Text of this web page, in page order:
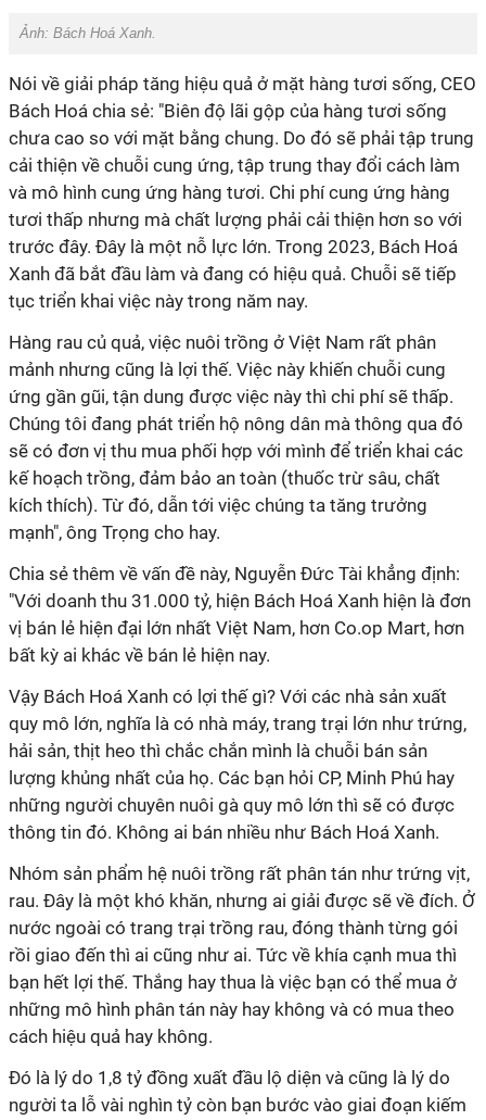
Ảnh: Bách Hoá Xanh.
Nói về giải pháp tăng hiệu quả ở mặt hàng tươi sống, CEO
Bách Hoá chia sẻ: "Biên độ lãi gộp của hàng tươi sống
chưa cao so với mặt bằng chung. Do đó sẽ phải tập trung
cải thiện về chuỗi cung ứng, tập trung thay đổi cách làm
và mô hình cung ứng hàng tươi. Chi phí cung ứng hàng
tươi thấp nhưng mà chất lượng phải cải thiện hơn so với
trước đây. Đây là một nỗ lực lớn. Trong 2023, Bách Hoá
Xanh đã bắt đầu làm và đang có hiệu quả. Chuỗi sẽ tiếp
tục triển khai việc này trong năm nay.
Hàng rau củ quả, việc nuôi trồng ở Việt Nam rất phân
mảnh nhưng cũng là lợi thế. Việc này khiến chuỗi cung
ứng gần gũi, tận dung được việc này thì chi phí sẽ thấp.
Chúng tôi đang phát triển hộ nông dân mà thông qua đó
sẽ có đơn vị thu mua phối hợp với mình để triển khai các
kế hoạch trồng, đảm bảo an toàn (thuốc trừ sâu, chất
kích thích). Từ đó, dẫn tới việc chúng ta tăng trưởng
mạnh", ông Trọng cho hay.
Chia sẻ thêm về vấn đề này, Nguyễn Đức Tài khẳng định:
"Với doanh thu 31.000 tỷ, hiện Bách Hoá Xanh hiện là đơn
vị bán lẻ hiện đại lớn nhất Việt Nam, hơn Co.op Mart, hơn
bất kỳ ai khác về bán lẻ hiện nay.
Vậy Bách Hoá Xanh có lợi thế gì? Với các nhà sản xuất
quy mô lớn, nghĩa là có nhà máy, trang trại lớn như trứng,
hải sản, thịt heo thì chắc chắn mình là chuỗi bán sản
lượng khủng nhất của họ. Các bạn hỏi CP, Minh Phú hay
những người chuyên nuôi gà quy mô lớn thì sẽ có được
thông tin đó. Không ai bán nhiều như Bách Hoá Xanh.
Nhóm sản phẩm hệ nuôi trồng rất phân tán như trứng vịt,
rau. Đây là một khó khăn, nhưng ai giải được sẽ về đích. Ở
nước ngoài có trang trại trồng rau, đóng thành từng gói
rồi giao đến thì ai cũng như ai. Tức về khía cạnh mua thì
bạn hết lợi thế. Thắng hay thua là việc bạn có thể mua ở
những mô hình phân tán này hay không và có mua theo
cách hiệu quả hay không.
Đó là lý do 1,8 tỷ đồng xuất đầu lộ diện và cũng là lý do
người ta lỗ vài nghìn tỷ còn bạn bước vào giai đoạn kiếm